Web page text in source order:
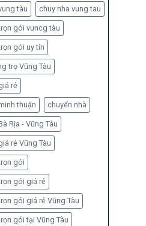
tàu chuy nha vung tau
gói vuncg tàu
gói uy tín
trọ Vũng Tàu
rẻ
thuận chuyển nhà
Rịa - Vũng Tàu
rẻ Vũng Tàu
gói
gói giá rẻ
gói giá rẻ Vũng Tàu
gói tại Vũng Tàu